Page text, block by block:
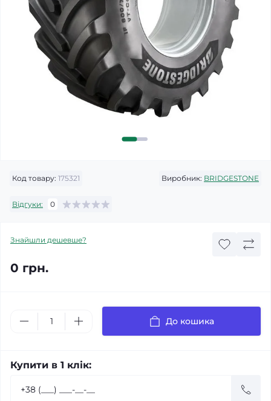
Код товару: 175321 Виробник: BRIDGESTONE
Відгуки: 0
Знайшли дешевше?
0 грн.
До кошика
Купити в 1 клік: